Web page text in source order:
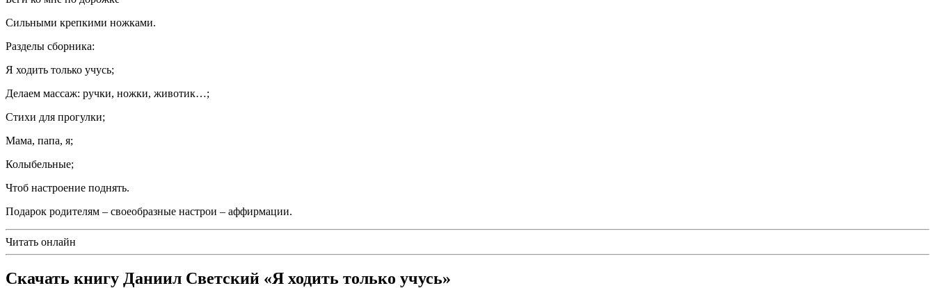
Сильными крепкими ножками.
Разделы сборника:
Я ходить только учусь;
Делаем массаж: ручки, ножки, животик…;
Стихи для прогулки;
Мама, папа, я;
Колыбельные;
Чтоб настроение поднять.
Подарок родителям – своеобразные настрои – аффирмации.
Читать онлайн
Скачать книгу Даниил Светский «Я ходить только учусь»